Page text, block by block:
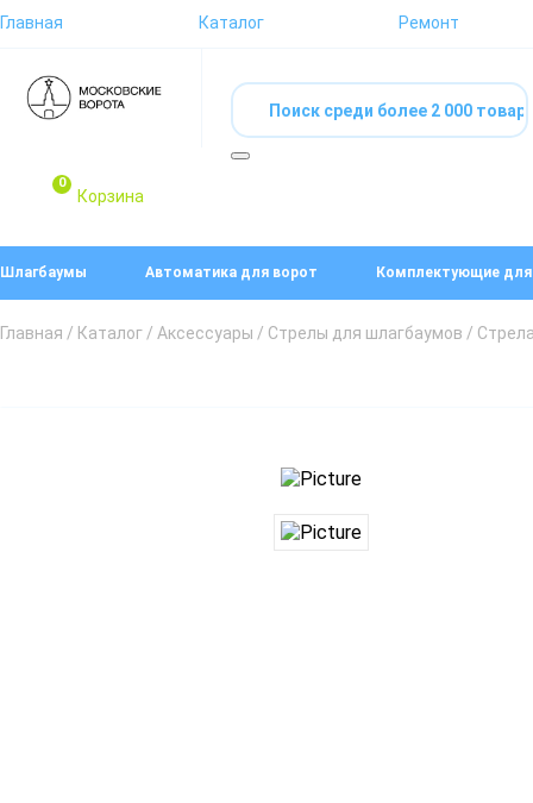
Главная Каталог Ремонт
0
Корзина
Шлагбаумы Автоматика для ворот Комплектующие
Главная / Каталог / Аксессуары / Стрелы для шлагбаумов /